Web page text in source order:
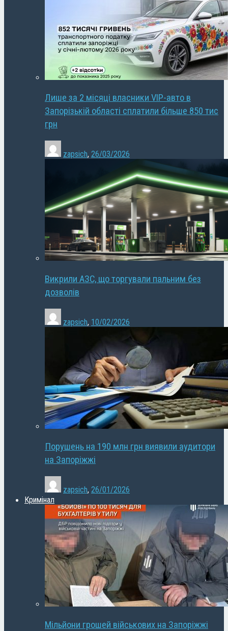
Лише за 2 місяці власники VIP-авто в
Запорізькій області сплатили більше 850 тис
грн
zapsich, 26/03/2026
Викрили АЗС, що торгували пальним без
дозволів
zapsich, 10/02/2026
Порушень на 190 млн грн виявили аудитори
на Запоріжжі
zapsich, 26/01/2026
Кримінал
Мільйони грошей військових на Запоріжжі